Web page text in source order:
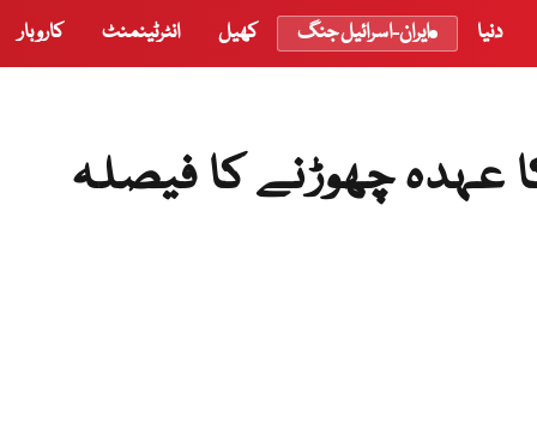
دنیا ایران-اسرائیل جنگ کھیل انٹرٹینمنٹ کاروبار
چھوڑنے کا فیصلہ